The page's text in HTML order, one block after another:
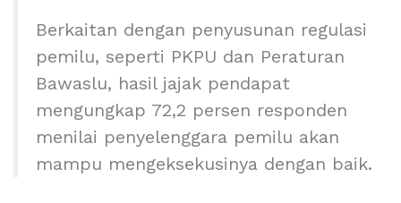
Berkaitan dengan penyusunan regulasi
pemilu, seperti PKPU dan Peraturan
Bawaslu, hasil jajak pendapat
mengungkap 72,2 persen responden
menilai penyelenggara pemilu akan
mampu mengeksekusinya dengan baik.